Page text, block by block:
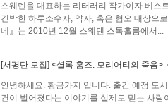
스웨덴을 대표하는 리터러리 작가이자 베스
긴박한 하루소수자, 약자, 혹은 혐오 대상
네』는 2010년 12월 스웨덴 스톡홀름에서...
[서평단 모집] <셜록 홈즈: 모리어티의 죽음>
안녕하세요. 황금가지 입니다. 출간 예정 도
건이 벌어졌다는 이야기를 실제로 믿는 사